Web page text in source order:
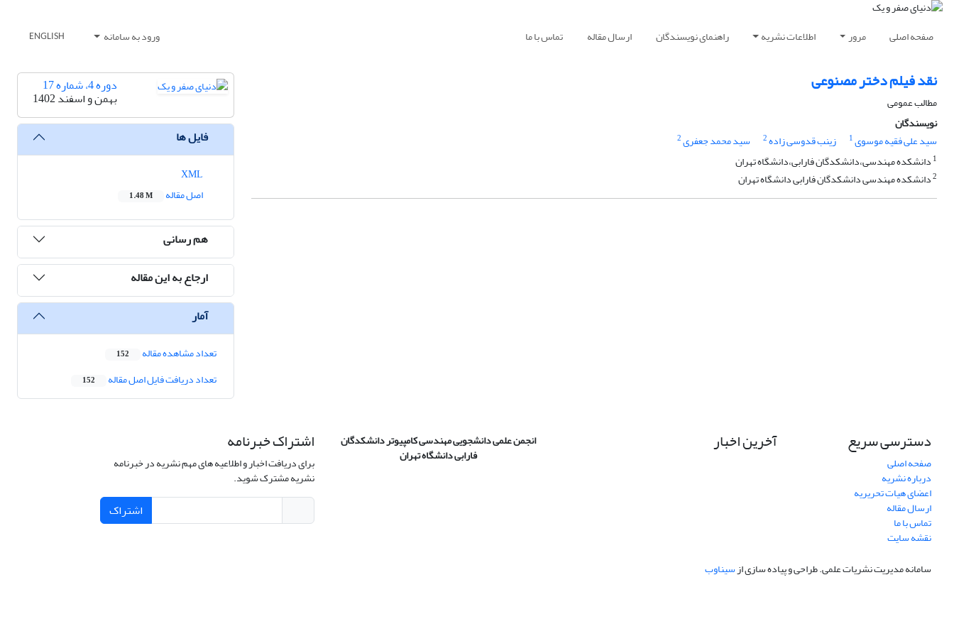
صفحه اصلی مرور اطلاعات نشریه راهنمای نویسندگان ارسال مقاله تماس با ما ورود به سامانه ENGLISH
نقد فیلم دختر مصنوعی
مطالب عمومی
نویسندگان
سید علی فقیه موسوی1 زینب قدوسی زاده2 سید محمد جعفری2
1 دانشکده مهندسی،دانشکدگان فارابی،دانشگاه تهران
2دانشکده مهندسی دانشکدگان فارابی دانشگاه تهران
دوره 4، شماره 17
بهمن و اسفند 1402
فایل ها
اصل مقاله
1.48 M
هم رسانی
ارجاع به این مقاله
آمار
تعداد مشاهده مقاله 152
تعداد دریافت فایل اصل مقاله 152
دسترسی سریع
صفحه اصلی
درباره نشریه
اعضای هیات تحریریه
ارسال مقاله
تماس با ما
نقشه سایت
آخرین اخبار انجمن علمی دانشجویی مهندسی کامپیوتر دانشکدگان
فارابی دانشگاه تهران
اشتراک خبرنامه
برای دریافت اخبار و اطلاعیه های مهم نشریه در خبرنامه
نشریه مشترک شوید.
اشتراک
سامانه مدیریت نشریات علمی.طراحی و پیاده سازی ازسیناوب